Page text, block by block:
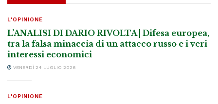
L'OPINIONE
L’ANALISI DI DARIO RIVOLTA | Difesa europea,
tra la falsa minaccia di un attacco russo e i veri
interessi economici
VENERDÌ 24 LUGLIO 2026
L'OPINIONE